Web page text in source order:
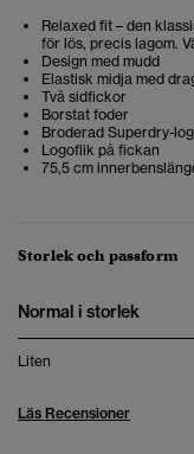
Relaxed fit – den
för lös, precis lagom.
Design med mudd
Elastisk midja med
Två sidfickor
Borstat foder
Broderad Superdry-
Logoflik på fickan
75,5 cm
Storlek och passform
Normal i storlek
Liten
Läs Recensioner